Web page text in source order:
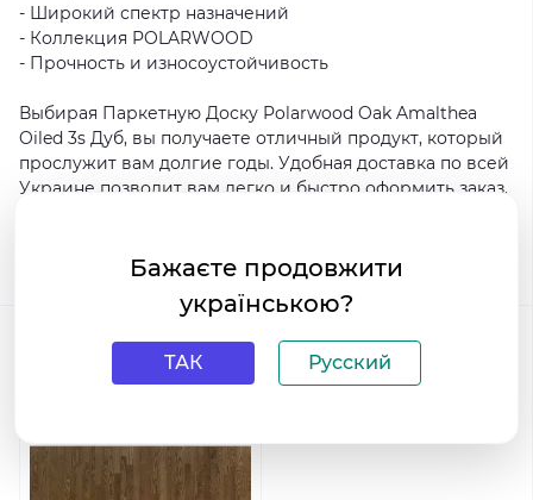
- Широкий спектр назначений
- Коллекция POLARWOOD
- Прочность и износоустойчивость
Выбирая Паркетную Доску Polarwood Oak Amalthea
Oiled 3s Дуб, вы получаете отличный продукт, который
прослужит вам долгие годы. Удобная доставка по всей
Украине позволит вам легко и быстро оформить заказ.
POLARWOOD
КоллекцияPOLARWOOD
Другие товары коллекции Про коллекцию
Бажаєте продовжити
українською?
ТАК Русский